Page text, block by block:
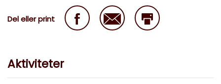
Del eller print
Aktiviteter